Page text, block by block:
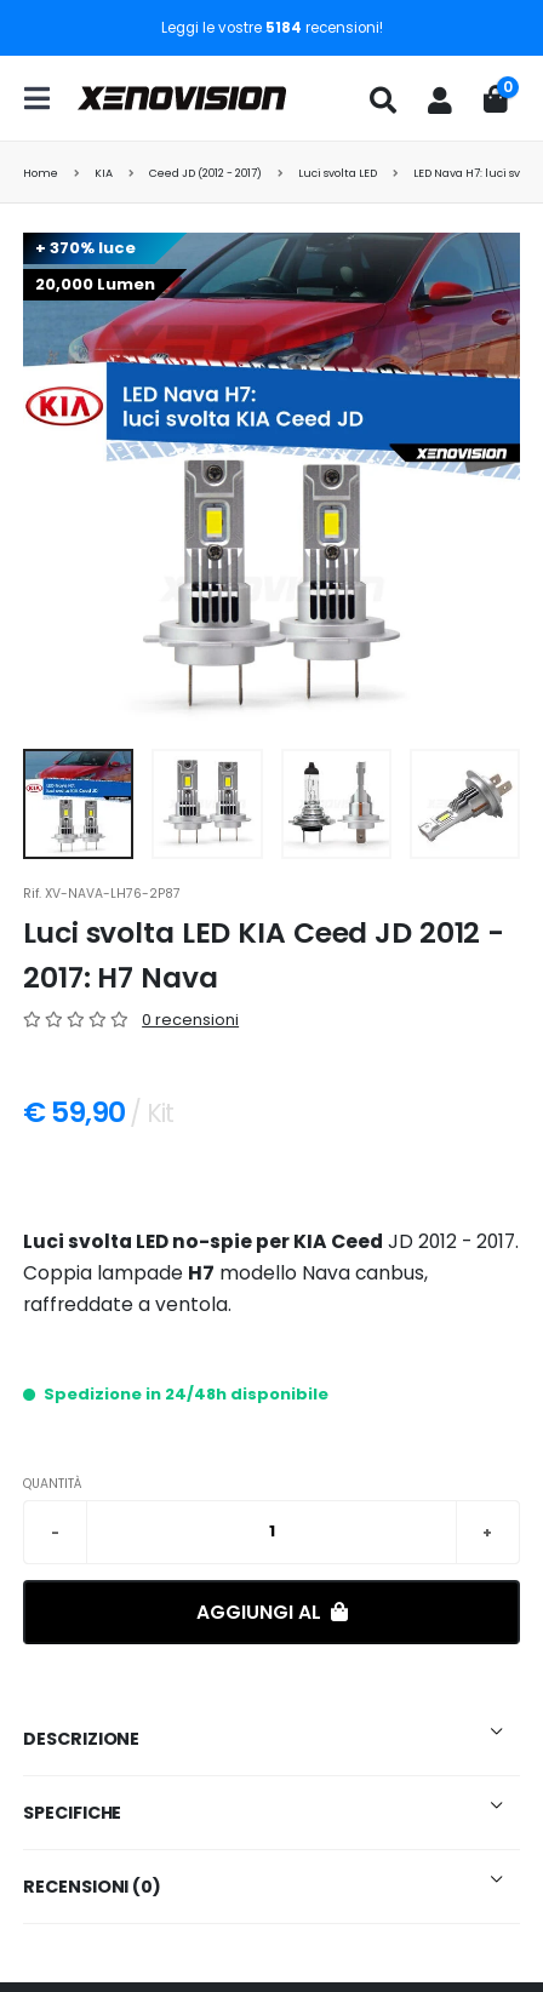
Leggi le vostre 5184 recensioni!
0
Home KIA Ceed JD (2012 - 2017) Luci svolta LED LED Nava H7: luci
+ 370% luce
20,000 Lumen
Rif.XV-NAVA-LH76-2P87
Luci svolta LED KIA Ceed JD 2012 -
2017: H7 Nava
0 recensioni
€ 59,90 / Kit
Luci svolta LED no-spie per KIA Ceed JD 2012 - 2017.
Coppia lampade H7 modello Nava canbus,
raffreddate a ventola.
Spedizione in 24/48h disponibile
QUANTITÀ
AGGIUNGI AL
DESCRIZIONE
SPECIFICHE
RECENSIONI (0)